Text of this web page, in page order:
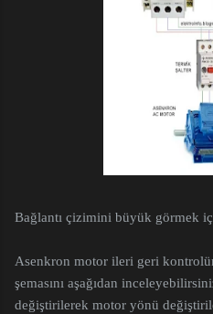
Bağlantı çizimini büyük görmek
Asenkron motor ileri geri
şemasını aşağıdan
değiştirilerek motor yönü